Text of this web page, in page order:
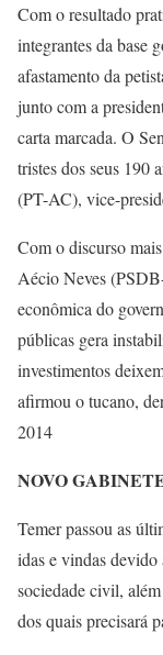
Com o resultado
integrantes da base
afastamento da
junto com a
carta marcada. O
tristes dos seus 190
(PT-AC), vice-
Com o discurso
Aécio Neves
econômica do
públicas gera
investimentos
afirmou o tucano,
2014
NOVO
Temer passou as
idas e vindas devido
sociedade civil,
dos quais precisará